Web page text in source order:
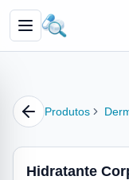
Produtos
Hidratante